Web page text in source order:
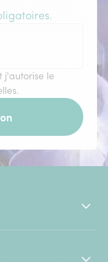
j'autorise le